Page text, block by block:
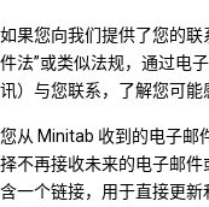
如果您向我们提供了您的
件法”或类似法规，通过电
讯）与您联系，了解您可能
您从 Minitab 收到的电子邮
择不再接收未来的电子邮
含一个链接，用于直接更